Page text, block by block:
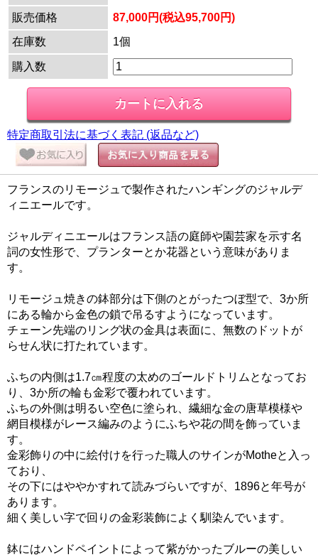
販売価格
87,000円(税込95,700円)
在庫数
1個
購入数
特定商取引法に基づく表記 (返品など)
フランスのリモージュで製作されたハンギングのジャルデ
ィニエールです。
ジャルディニエールはフランス語の庭師や園芸家を示す名
詞の女性形で、プランターとか花器という意味がありま
す。
リモージュ焼きの鉢部分は下側のとがったつぼ型で、3か所
にある輪から金色の鎖で吊るすようになっています。
チェーン先端のリング状の金具は表面に、無数のドットが
らせん状に打たれています。
ふちの内側は1.7㎝程度の太めのゴールドトリムとなってお
り、3か所の輪も金彩で覆われています。
ふちの外側は明るい空色に塗られ、繊細な金の唐草模様や
網目模様がレース編みのようにふちや花の間を飾っていま
す。
金彩飾りの中に絵付けを行った職人のサインがMotheと入っ
ており、
その下にはややかすれて読みづらいですが、1896と年号が
あります。
細く美しい字で回りの金彩装飾によく馴染んでいます。
鉢にはハンドペイントによって紫がかったブルーの美しい